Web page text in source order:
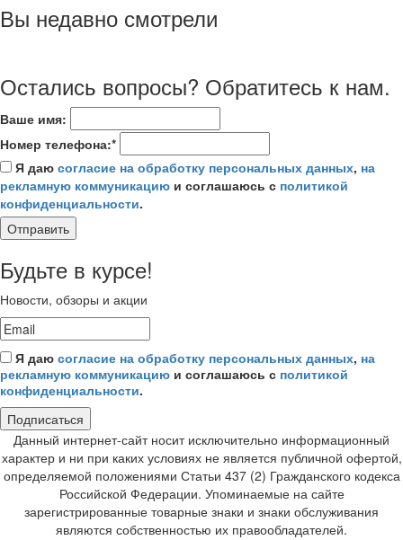
Вы недавно смотрели
Остались вопросы? Обратитесь к нам.
Ваше имя:
Номер телефона:*
Я даю согласие на обработку персональных данных, на
рекламную коммуникацию и соглашаюсь с политикой
конфиденциальности.
Отправить
Будьте в курсе!
Новости, обзоры и акции
Я даю согласие на обработку персональных данных, на
рекламную коммуникацию и соглашаюсь с политикой
конфиденциальности.
Подписаться
Данный интернет-сайт носит исключительно информационный
характер и ни при каких условиях не является публичной офертой,
определяемой положениями Статьи 437 (2) Гражданского кодекса
Российской Федерации. Упоминаемые на сайте
зарегистрированные товарные знаки и знаки обслуживания
являются собственностью их правообладателей.